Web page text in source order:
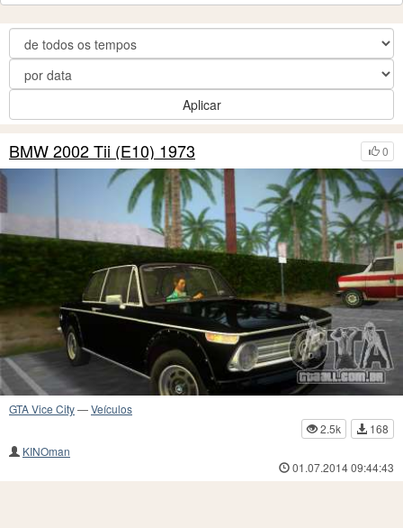
Aplicar
0
BMW 2002 Tii (E10) 1973
GTA Vice City—Veículos
2.5k
168
KINOman
01.07.2014 09:44:43